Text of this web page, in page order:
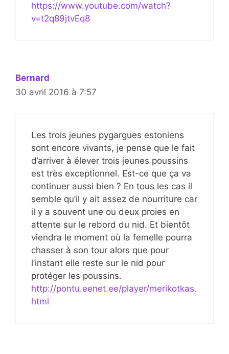
https://www.youtube.com/watch?
v=t2q89jtvEq8
Bernard
30 avril 2016 à 7:57
Les trois jeunes pygargues estoniens
sont encore vivants, je pense que le fait
d’arriver à élever trois jeunes poussins
est très exceptionnel. Est-ce que ça va
continuer aussi bien ? En tous les cas il
semble qu’il y ait assez de nourriture car
il y a souvent une ou deux proies en
attente sur le rebord du nid. Et bientôt
viendra le moment où la femelle pourra
chasser à son tour alors que pour
l’instant elle reste sur le nid pour
protéger les poussins.
http://pontu.eenet.ee/player/merikotkas.
html